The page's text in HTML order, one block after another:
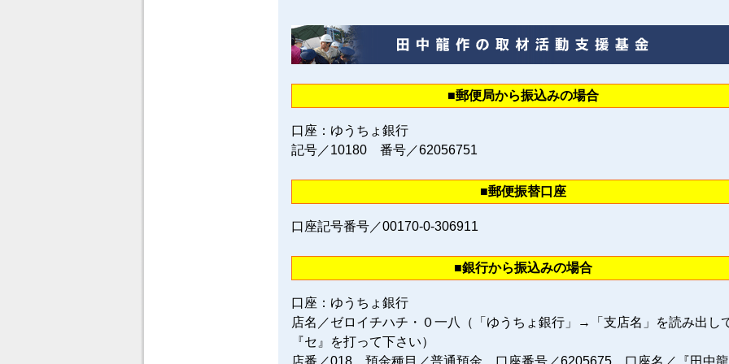
■郵便局から振込みの場合
口座：ゆうちょ銀行
記号／10180 番号／62056751
■郵便振替口座
口座記号番号／00170‐0‐306911
■銀行から振込みの場合
口座：ゆうちょ銀行
店名／ゼロイチハチ・０一八（「ゆうちょ銀行」→「支店名」を読み出し
『セ』を打って下さい）
店番／018 預金種目／普通預金 口座番号／6205675 口座名／『田中